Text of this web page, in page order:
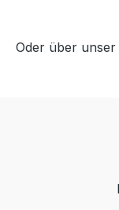
Oder über unser